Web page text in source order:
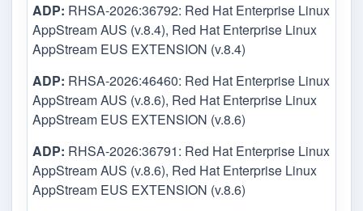
ADP: RHSA-2026:36792: Red Hat Enterprise Linux
AppStream AUS (v.8.4), Red Hat Enterprise Linux
AppStream EUS EXTENSION (v.8.4)
ADP: RHSA-2026:46460: Red Hat Enterprise Linux
AppStream AUS (v.8.6), Red Hat Enterprise Linux
AppStream EUS EXTENSION (v.8.6)
ADP: RHSA-2026:36791: Red Hat Enterprise Linux
AppStream AUS (v.8.6), Red Hat Enterprise Linux
AppStream EUS EXTENSION (v.8.6)